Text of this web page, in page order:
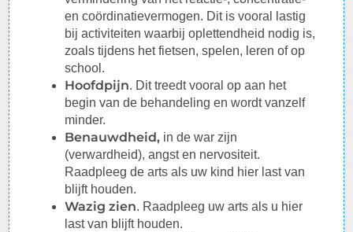
en coördinatievermogen. Dit is vooral lastig
bij activiteiten waarbij oplettendheid nodig is,
zoals tijdens het fietsen, spelen, leren of op
school.
Hoofdpijn. Dit treedt vooral op aan het
begin van de behandeling en wordt vanzelf
minder.
Benauwdheid, in de war zijn
(verwardheid), angst en nervositeit.
Raadpleeg de arts als uw kind hier last van
blijft houden.
Wazig zien. Raadpleeg uw arts als u hier
last van blijft houden.